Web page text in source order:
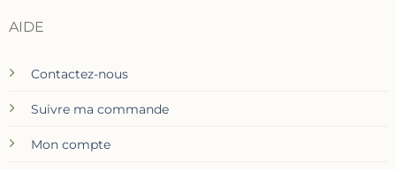
AIDE
Contactez-nous
Suivre ma commande
Mon compte